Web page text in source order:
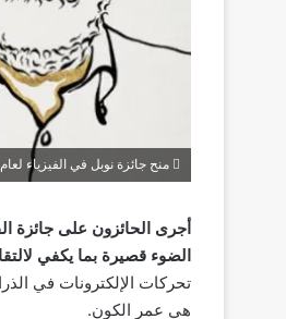
منح جائزة نوبل في الفيزياء لعام 2023 إلى "بيير أغوستيني" و"فيرينك كراوس" و"آن لويلير"
أجرى الحائزون على جائزة
الضوء قصيرة بما يكفي
تحركات الإلكترونات في
هي عمر الكون.